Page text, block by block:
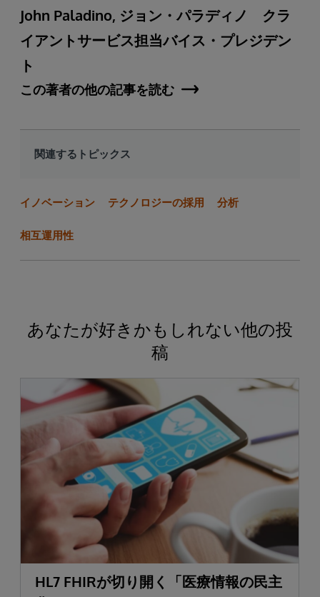
John Paladino, ジョン・パラディノ クラ
イアントサービス担当バイス・プレジデン
ト
この著者の他の記事を読む
関連するトピックス
イノベーション テクノロジーの採用 分析
相互運用性
あなたが好きかもしれない他の投
稿
HL7 FHIRが切り開く「医療情報の民主